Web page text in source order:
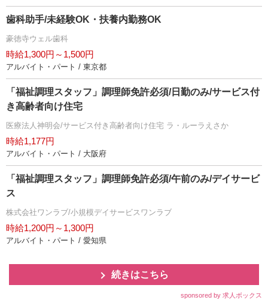
歯科助手/未経験OK・扶養内勤務OK
豪徳寺ウェル歯科
時給1,300円～1,500円
アルバイト・パート / 東京都
「福祉調理スタッフ」調理師免許必須/日勤のみ/サービス付
き高齢者向け住宅
医療法人神明会/サービス付き高齢者向け住宅 ラ・ルーラえさか
時給1,177円
アルバイト・パート / 大阪府
「福祉調理スタッフ」調理師免許必須/午前のみ/デイサービ
ス
株式会社ワンラブ/小規模デイサービスワンラブ
時給1,200円～1,300円
アルバイト・パート / 愛知県
続きはこちら
sponsored by 求人ボックス